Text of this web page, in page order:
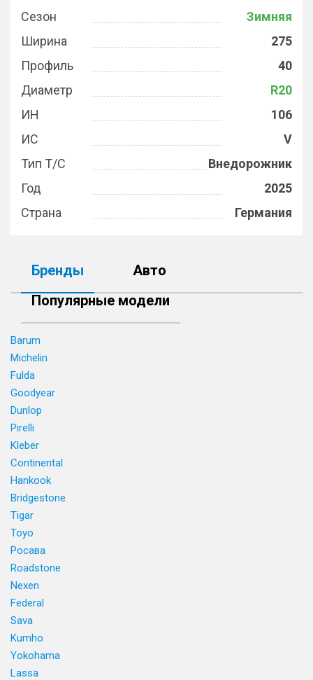
Сезон
Зимняя
Ширина
275
Профиль
40
Диаметр
R20
ИН
106
ИС
V
Тип Т/С
Внедорожник
Год
2025
Страна
Германия
Бренды
Авто
Популярные модели
Barum
Michelin
Fulda
Goodyear
Dunlop
Pirelli
Kleber
Continental
Hankook
Bridgestone
Tigar
Toyo
Росава
Roadstone
Nexen
Federal
Sava
Kumho
Yokohama
Lassa